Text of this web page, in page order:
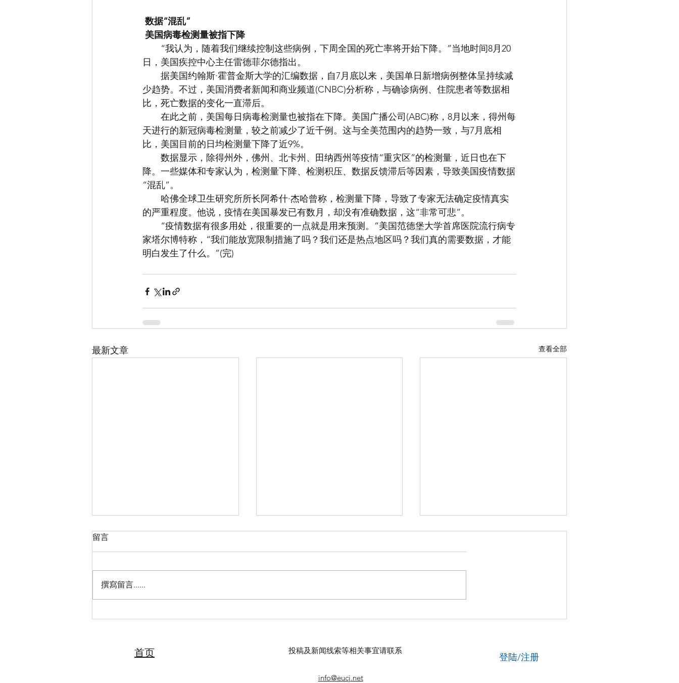
数据“混乱”
美国病毒检测量被指下降
“我认为，随着我们继续控制这些病例，下周全国的死亡率将开始下降。”当地时间8月20
日，美国疾控中心主任雷德菲尔德指出。
据美国约翰斯·霍普金斯大学的汇编数据，自7月底以来，美国单日新增病例整体呈持续减
少趋势。不过，美国消费者新闻和商业频道(CNBC)分析称，与确诊病例、住院患者等数据相
比，死亡数据的变化一直滞后。
在此之前，美国每日病毒检测量也被指在下降。美国广播公司(ABC)称，8月以来，得州每
天进行的新冠病毒检测量，较之前减少了近千例。这与全美范围内的趋势一致，与7月底相
比，美国目前的日均检测量下降了近9%。
数据显示，除得州外，佛州、北卡州、田纳西州等疫情“重灾区”的检测量，近日也在下
降。一些媒体和专家认为，检测量下降、检测积压、数据反馈滞后等因素，导致美国疫情数据
“混乱”。
哈佛全球卫生研究所所长阿希什·杰哈曾称，检测量下降，导致了专家无法确定疫情真实
的严重程度。他说，疫情在美国暴发已有数月，却没有准确数据，这“非常可悲”。
“疫情数据有很多用处，很重要的一点就是用来预测。”美国范德堡大学首席医院流行病专
家塔尔博特称，“我们能放宽限制措施了吗？我们还是热点地区吗？我们真的需要数据，才能
明白发生了什么。”(完)
最新文章 查看全部
夏令营营员
留言
撰寫留言......
首页 投稿及新闻线索等相关事宜请联系
登陆/注册
info@eucj.net